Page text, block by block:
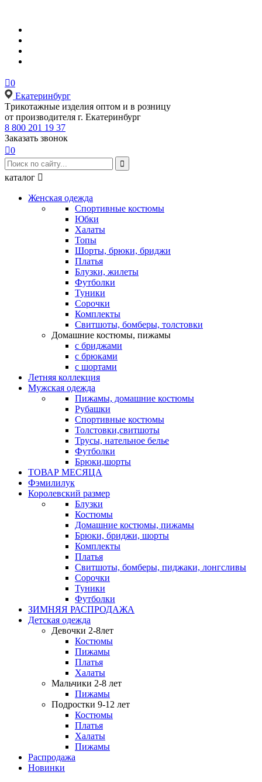
0
Екатеринбург
Tрикотажные изделия оптом и в розницу
от производителя г. Екатеринбург
8 800 201 19 37
Заказать звонок
0

каталог 
Женская одежда
Спортивные костюмы
Юбки
Халаты
Топы
Шорты, брюки, бриджи
Платья
Блузки, жилеты
Футболки
Туники
Сорочки
Комплекты
Свитшоты, бомберы, толстовки
Домашние костюмы, пижамы
с бриджами
с брюками
с шортами
Летняя коллекция
Мужская одежда
Пижамы, домашние костюмы
Рубашки
Спортивные костюмы
Толстовки,свитшоты
Трусы, нательное белье
Футболки
Брюки,шорты
ТОВАР МЕСЯЦА
Фэмилилук
Королевский размер
Блузки
Костюмы
Домашние костюмы, пижамы
Брюки, бриджи, шорты
Комплекты
Платья
Свитшоты, бомберы, пиджаки, лонгсливы
Сорочки
Туники
Футболки
ЗИМНЯЯ РАСПРОДАЖА
Детская одежда
Девочки 2-8лет
Костюмы
Пижамы
Платья
Халаты
Мальчики 2-8 лет
Пижамы
Подростки 9-12 лет
Костюмы
Платья
Халаты
Пижамы
Распродажа
Новинки